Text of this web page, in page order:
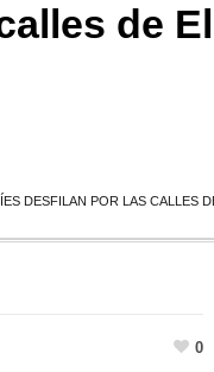
de
DESFILAN POR LAS CALLES
0